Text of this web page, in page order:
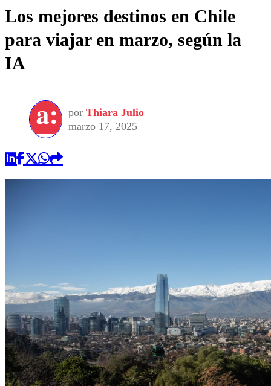
Los mejores destinos en Chile
para viajar en marzo, según la
IA
por Thiara Julio
marzo 17, 2025